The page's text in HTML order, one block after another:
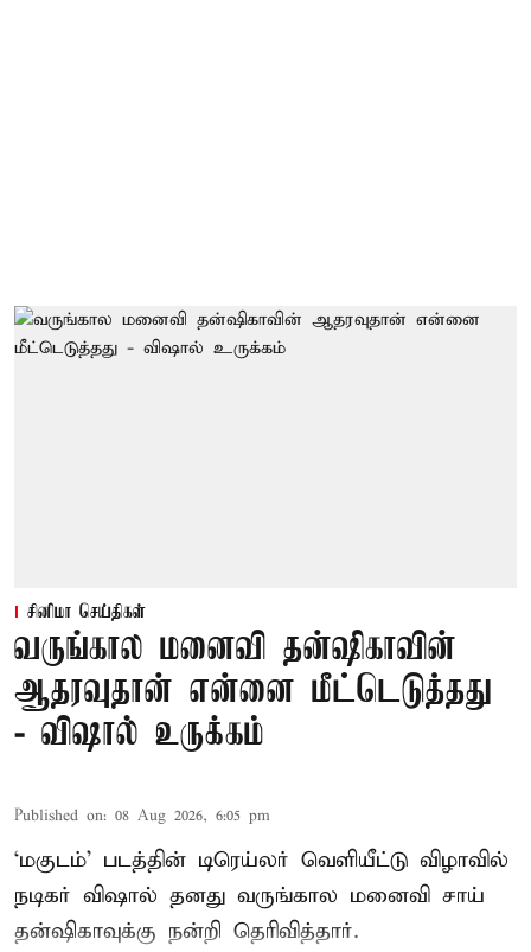
சினிமா செய்திகள்
வருங்கால மனைவி தன்ஷிகாவின்
ஆதரவுதான் என்னை மீட்டெடுத்தது
- விஷால் உருக்கம்
Published on: 08 Aug 2026, 6:05 pm
‘மகுடம்’ படத்தின் டிரெய்லர் வெளியீட்டு விழாவில்
நடிகர் விஷால் தனது வருங்கால மனைவி சாய்
தன்ஷிகாவுக்கு நன்றி தெரிவித்தார்.